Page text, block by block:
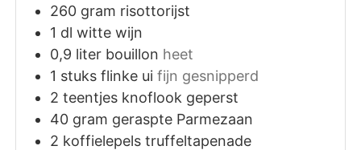
260 gram risottorijst
1 dl witte wijn
0,9 liter bouillon heet
1 stuks flinke ui fijn gesnipperd
2 teentjes knoflook geperst
40 gram geraspte Parmezaan
2 koffielepels truffeltapenade